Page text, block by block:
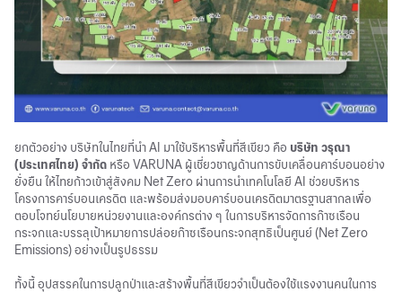
ยกตัวอย่าง บริษัทในไทยที่นำ AI มาใช้บริหารพื้นที่สีเขียว คือ บริษัท วรุณา
(ประเทศไทย) จำกัด หรือ VARUNA ผู้เชี่ยวชาญด้านการขับเคลื่อนคาร์บอนอย่าง
ยั่งยืน ให้ไทยก้าวเข้าสู่สังคม Net Zero ผ่านการนำเทคโนโลยี AI ช่วยบริหาร
โครงการคาร์บอนเครดิต และพร้อมส่งมอบคาร์บอนเครดิตมาตรฐานสากลเพื่อ
ตอบโจทย์นโยบายหน่วยงานและองค์กรต่าง ๆ ในการบริหารจัดการก๊าซเรือน
กระจกและบรรลุเป้าหมายการปล่อยก๊าซเรือนกระจกสุทธิเป็นศูนย์ (Net Zero
Emissions) อย่างเป็นรูปธรรม
ทั้งนี้ อุปสรรคในการปลูกป่าและสร้างพื้นที่สีเขียวจำเป็นต้องใช้แรงงานคนในการ